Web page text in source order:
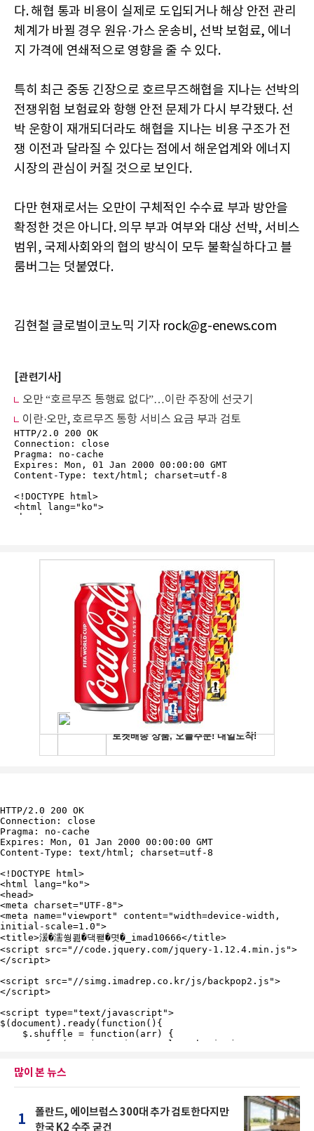
다. 해협 통과 비용이 실제로 도입되거나 해상 안전 관리
체계가 바뀔 경우 원유·가스 운송비, 선박 보험료, 에너
지 가격에 연쇄적으로 영향을 줄 수 있다.
특히 최근 중동 긴장으로 호르무즈해협을 지나는 선박의
전쟁위험 보험료와 항행 안전 문제가 다시 부각됐다. 선
박 운항이 재개되더라도 해협을 지나는 비용 구조가 전
쟁 이전과 달라질 수 있다는 점에서 해운업계와 에너지
시장의 관심이 커질 것으로 보인다.
다만 현재로서는 오만이 구체적인 수수료 부과 방안을
확정한 것은 아니다. 의무 부과 여부와 대상 선박, 서비스
범위, 국제사회와의 협의 방식이 모두 불확실하다고 블
룸버그는 덧붙였다.
김현철 글로벌이코노믹 기자 rock@g-enews.com
[관련기사]
오만 “호르무즈 통행료 없다”…이란 주장에 선긋기
이란·오만, 호르무즈 통항 서비스 요금 부과 검토
많이 본 뉴스
1
폴란드, 에이브럼스 300대 추가 검토한다지만
한국 K2 수주 굳건